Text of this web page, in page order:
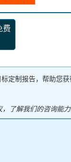
费
定制报告，帮助您
了解我们的咨询能